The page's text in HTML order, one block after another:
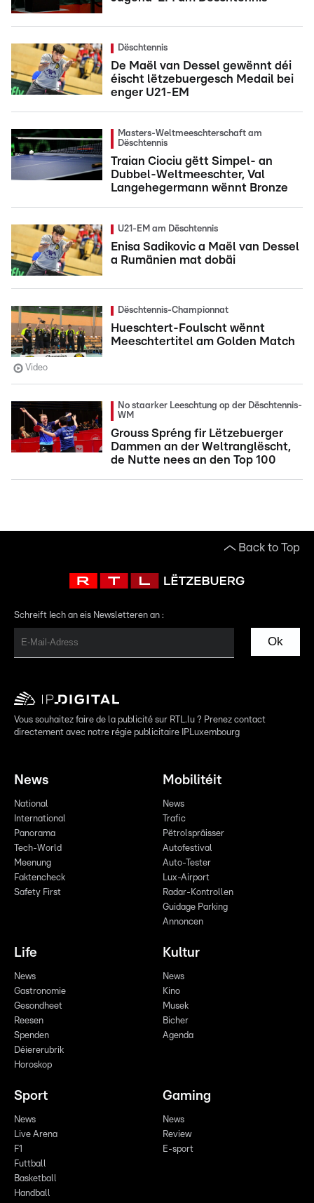
Dëschtennis
De Maël van Dessel gewënnt déi
éischt lëtzebuergesch Medail bei
enger U21-EM
Masters-Weltmeeschterschaft am
Dëschtennis
Traian Ciociu gëtt Simpel- an
Dubbel-Weltmeeschter, Val
Langehegermann wënnt Bronze
U21-EM am Dëschtennis
Enisa Sadikovic a Maël van Dessel
a Rumänien mat dobäi
Dëschtennis-Championnat
Hueschtert-Foulscht wënnt
Meeschtertitel am Golden Match
Video
No staarker Leeschtung op der Dëschtennis-
WM
Grouss Spréng fir Lëtzebuerger
Dammen an der Weltranglëscht,
de Nutte nees an den Top 100
Back to Top
Schreift Iech an eis Newsletteren an :
Ok
Vous souhaitez faire de la publicité sur RTL.lu ? Prenez contact
directement avec notre régie publicitaire IPLuxembourg
News
National
International
Panorama
Tech-World
Meenung
Faktencheck
Safety First
Mobilitéit
News
Trafic
Pëtrolspräisser
Autofestival
Auto-Tester
Lux-Airport
Radar-Kontrollen
Guidage Parking
Annoncen
Life
News
Gastronomie
Gesondheet
Reesen
Spenden
Déiererubrik
Horoskop
Kultur
News
Kino
Musek
Bicher
Agenda
Sport
News
Live Arena
F1
Futtball
Basketball
Handball
Gaming
News
Review
E-sport